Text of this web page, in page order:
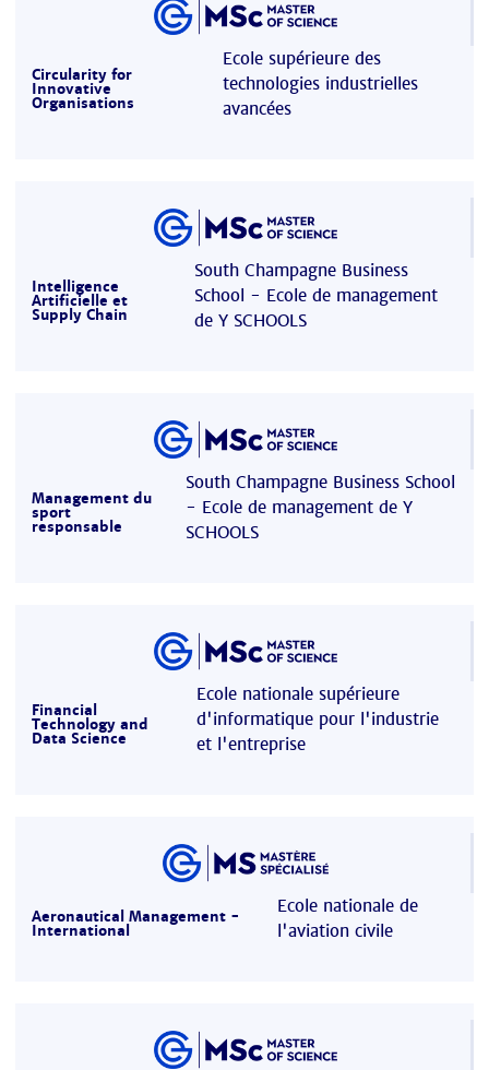
Circularity for
Innovative
Organisations
Ecole supérieure des
technologies industrielles
avancées
Intelligence
Artificielle et
Supply Chain
South Champagne Business
School - Ecole de management
de Y SCHOOLS
Management du
sport
responsable
South Champagne Business School
- Ecole de management de Y
SCHOOLS
Financial
Technology and
Data Science
Ecole nationale supérieure
d'informatique pour l'industrie
et l'entreprise
Aeronautical Management -
International
Ecole nationale de
l'aviation civile